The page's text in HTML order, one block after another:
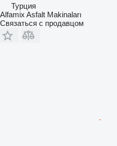
Турция
Alfamix Asfalt Makinaları
Связаться с продавцом